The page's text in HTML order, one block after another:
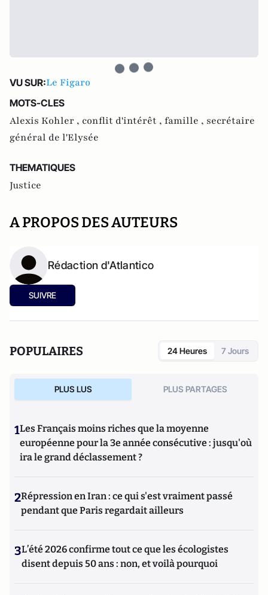
VU SUR:Le Figaro
MOTS-CLES
Alexis Kohler , conflit d'intérêt , famille , secrétaire
général de l'Elysée
THEMATIQUES
Justice
A PROPOS DES AUTEURS
Rédaction d'Atlantico
SUIVRE
POPULAIRES 24 Heures 7 Jours
PLUS LUS PLUS PARTAGES
1Les Français moins riches que la moyenne
européenne pour la 3e année consécutive : jusqu'où
ira le grand déclassement ?
2Répression en Iran : ce qui s'est vraiment passé
pendant que Paris regardait ailleurs
3L’été 2026 confirme tout ce que les écologistes
disent depuis 50 ans : non, et voilà pourquoi